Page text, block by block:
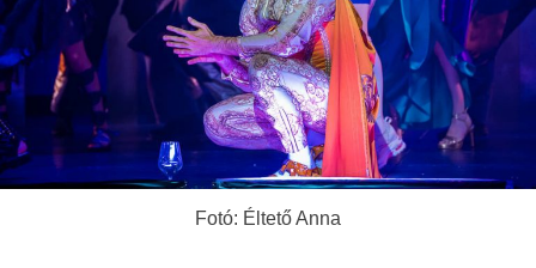
Fotó: Éltető Anna